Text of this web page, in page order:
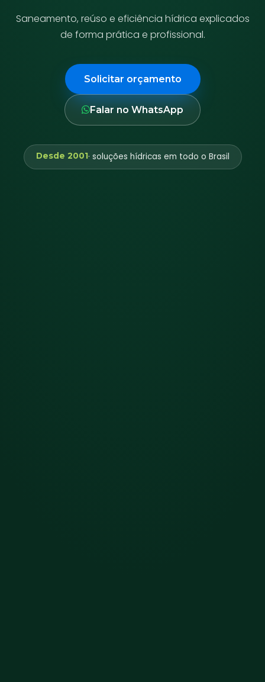
Saneamento, reúso e eficiência hídrica explicados
de forma prática e profissional.
Solicitar orçamento
Falar no WhatsApp
Desde 2001· soluções hídricas em todo o Brasil